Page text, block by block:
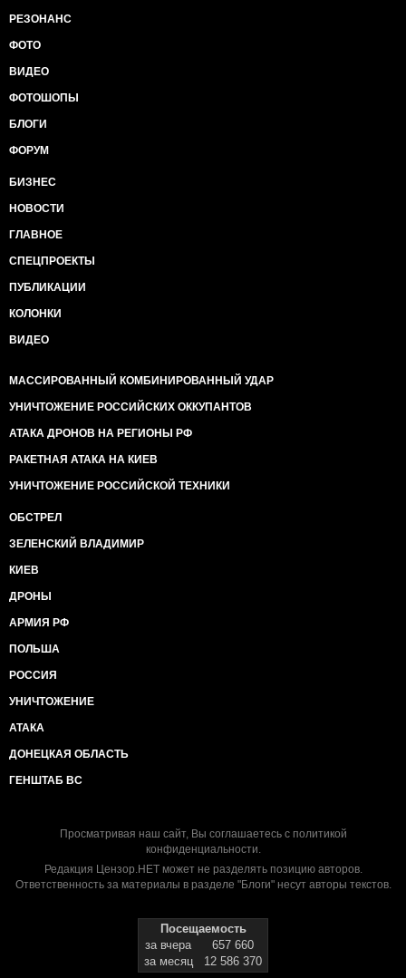
РЕЗОНАНС
ФОТО
ВИДЕО
ФОТОШОПЫ
БЛОГИ
ФОРУМ
БИЗНЕС
НОВОСТИ
ГЛАВНОЕ
СПЕЦПРОЕКТЫ
ПУБЛИКАЦИИ
КОЛОНКИ
ВИДЕО
МАССИРОВАННЫЙ КОМБИНИРОВАННЫЙ УДАР
УНИЧТОЖЕНИЕ РОССИЙСКИХ ОККУПАНТОВ
АТАКА ДРОНОВ НА РЕГИОНЫ РФ
РАКЕТНАЯ АТАКА НА КИЕВ
УНИЧТОЖЕНИЕ РОССИЙСКОЙ ТЕХНИКИ
ОБСТРЕЛ
ЗЕЛЕНСКИЙ ВЛАДИМИР
КИЕВ
ДРОНЫ
АРМИЯ РФ
ПОЛЬША
РОССИЯ
УНИЧТОЖЕНИЕ
АТАКА
ДОНЕЦКАЯ ОБЛАСТЬ
ГЕНШТАБ ВС
Просматривая наш сайт, Вы соглашаетесь с политикой
конфиденциальности.
Редакция Цензор.НЕТ может не разделять позицию авторов.
Ответственность за материалы в разделе "Блоги" несут авторы текстов.
Посещаемость
за вчера
657 660
за месяц
12 586 370